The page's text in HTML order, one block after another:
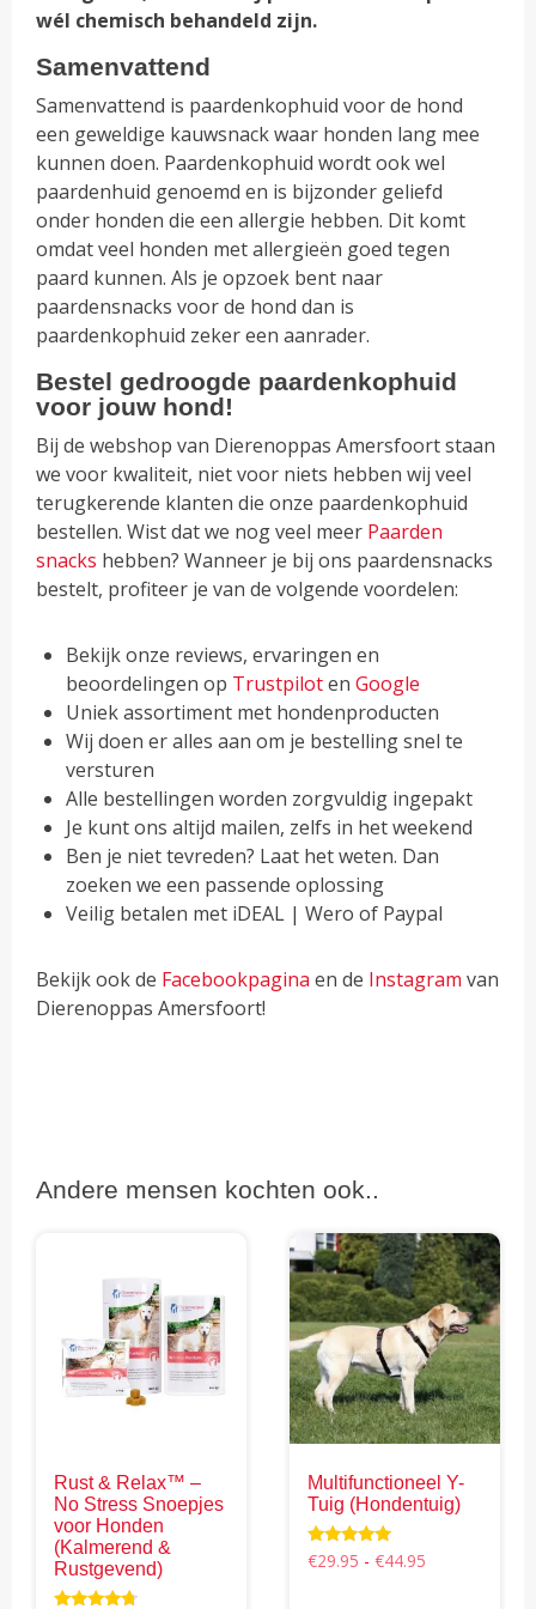
wél chemisch behandeld zijn.
Samenvattend
Samenvattend is paardenkophuid voor de hond
een geweldige kauwsnack waar honden lang mee
kunnen doen. Paardenkophuid wordt ook wel
paardenhuid genoemd en is bijzonder geliefd
onder honden die een allergie hebben. Dit komt
omdat veel honden met allergieën goed tegen
paard kunnen. Als je opzoek bent naar
paardensnacks voor de hond dan is
paardenkophuid zeker een aanrader.
Bestel gedroogde paardenkophuid
voor jouw hond!
Bij de webshop van Dierenoppas Amersfoort staan
we voor kwaliteit, niet voor niets hebben wij veel
terugkerende klanten die onze paardenkophuid
bestellen. Wist dat we nog veel meer Paarden
snacks hebben? Wanneer je bij ons paardensnacks
bestelt, profiteer je van de volgende voordelen:
Bekijk onze reviews, ervaringen en
beoordelingen op TrustpilotenGoogle
Uniek assortiment met hondenproducten
Wij doen er alles aan om je bestelling snel te
versturen
Alle bestellingen worden zorgvuldig ingepakt
Je kunt ons altijd mailen, zelfs in het weekend
Ben je niet tevreden? Laat het weten. Dan
zoeken we een passende oplossing
Veilig betalen met iDEAL | Wero of Paypal
Bekijk ook de Facebookpagina en de Instagram van
Dierenoppas Amersfoort!
Andere mensen kochten ook..
Rust & Relax™ –
No Stress Snoepjes
voor Honden
(Kalmerend &
Rustgevend)
Multifunctioneel Y-
Tuig (Hondentuig)
Waardering
4.96
€29.95 - €44.95